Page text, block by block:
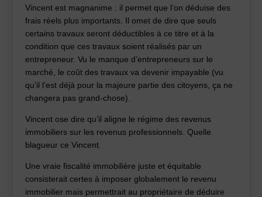
Vincent est magnanime : il permet que l’on déduise des
frais réels plus importants. Il omet de dire que seuls
certains travaux seront déductibles à ce titre et à la
condition que ces travaux soient réalisés par un
entrepreneur. Vu le manque d’entrepreneurs sur le
marché, le coût des travaux va devenir impayable (vu
qu’il l’est déjà pour la majeure partie des citoyens, ça ne
changera pas grand-chose).
Vincent ose dire qu’il aligne le régime des revenus
immobiliers sur les revenus professionnels. Quelle
blagueur ce Vincent.
Une vraie fiscalité immobilière juste et équitable
consisterait certes à imposer globalement le revenu
immobilier mais permettrait au propriétaire de déduire